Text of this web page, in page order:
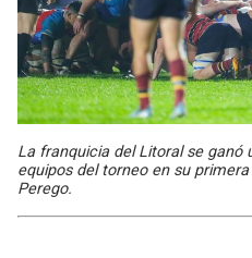
La franquicia del Litoral se ganó
equipos del torneo en su
Perego.